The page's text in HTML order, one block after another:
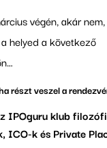
végén, akár
helyed a következő
részt veszel a
IPOguru klub
ICO-k és Private